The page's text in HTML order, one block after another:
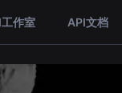
作室 API文档